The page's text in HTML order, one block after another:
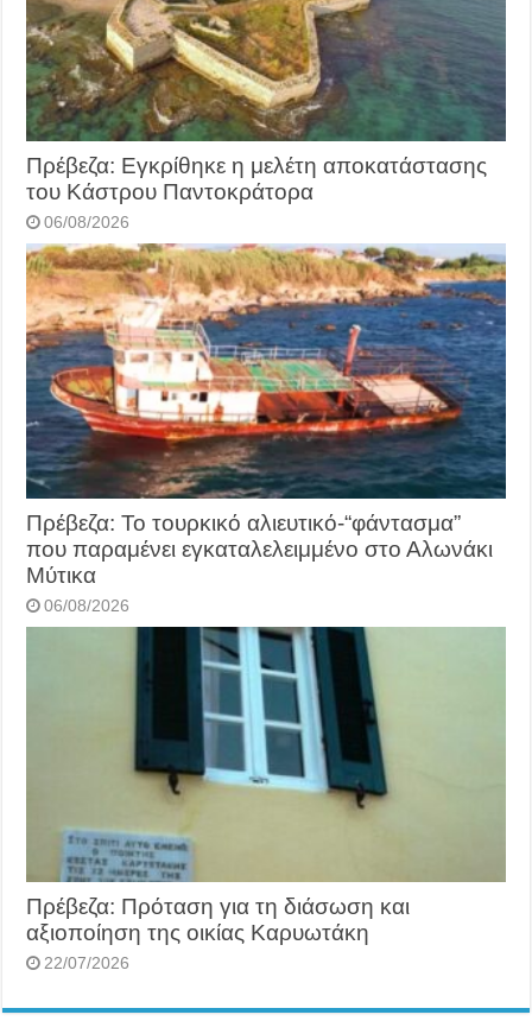
Πρέβεζα: Εγκρίθηκε η μελέτη αποκατάστασης
του Κάστρου Παντοκράτορα
06/08/2026
Πρέβεζα: Το τουρκικό αλιευτικό-“φάντασμα”
που παραμένει εγκαταλελειμμένο στο Αλωνάκι
Μύτικα
06/08/2026
Πρέβεζα: Πρόταση για τη διάσωση και
αξιοποίηση της οικίας Καρυωτάκη
22/07/2026